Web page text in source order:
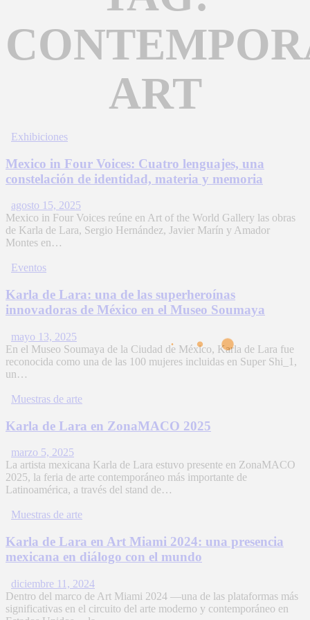
ART
Exhibiciones
Mexico in Four Voices: Cuatro lenguajes, una
constelación de identidad, materia y memoria
agosto 15, 2025
Mexico in Four Voices reúne en Art of the World Gallery las obras
de Karla de Lara, Sergio Hernández, Javier Marín y Amador
Montes en…
Eventos
Karla de Lara: una de las superheroínas
innovadoras de México en el Museo Soumaya
mayo 13, 2025
En el Museo Soumaya de la Ciudad de México, Karla de Lara fue
reconocida como una de las 100 mujeres incluidas en Super Shi_1,
un…
Muestras de arte
Karla de Lara en ZonaMACO 2025
marzo 5, 2025
La artista mexicana Karla de Lara estuvo presente en ZonaMACO
2025, la feria de arte contemporáneo más importante de
Latinoamérica, a través del stand de…
Muestras de arte
Karla de Lara en Art Miami 2024: una presencia
mexicana en diálogo con el mundo
diciembre 11, 2024
Dentro del marco de Art Miami 2024 —una de las plataformas más
significativas en el circuito del arte moderno y contemporáneo en